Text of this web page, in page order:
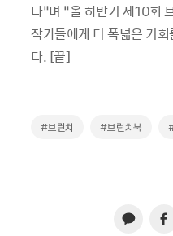
다”며 “올 하반기 제10회
작가들에게 더 폭넓은 기
다. [끝]
#브런치 #브런치북